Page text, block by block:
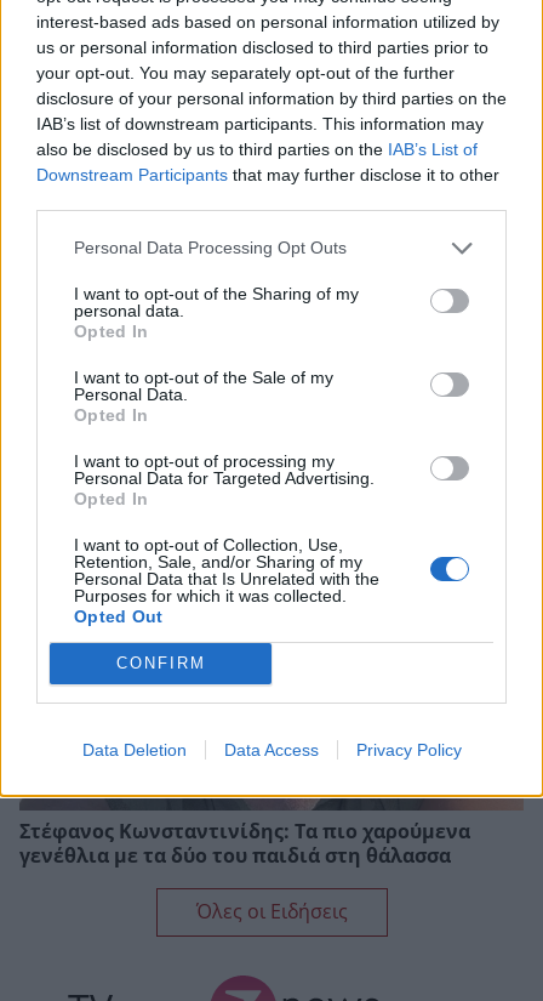
interest-based ads based on personal information utilized by
us or personal information disclosed to third parties prior to
your opt-out. You may separately opt-out of the further
disclosure of your personal information by third parties on the
IAB’s list of downstream participants. This information may
also be disclosed by us to third parties on the IAB’s List of
Downstream Participants that may further disclose it to other
Personal Data Processing Opt Outs
I want to opt-out of the Sharing of my
personal data.
Opted In
I want to opt-out of the Sale of my
Personal Data.
Opted In
I want to opt-out of processing my
Personal Data for Targeted Advertising.
Opted In
I want to opt-out of Collection, Use,
Retention, Sale, and/or Sharing of my
Personal Data that Is Unrelated with the
Purposes for which it was collected.
Opted Out
CONFIRM
Data Deletion Data Access Privacy Policy
Ανδρομάχη: Οι τρυφερές αγκαλιές με τον γιο της
και τα συγκινητικά λόγια της – «Είσαι κάθε
ηλιοβασίλεμα και κάθε ανατολή»
Λίλα Μπακλέση: Γέννησε η ηθοποιός – Η πρώτη
της φωτογραφία από το μαιευτήριο
Στέφανος Κωνσταντινίδης: Τα πιο χαρούμενα
γενέθλια με τα δύο του παιδιά στη θάλασσα
Όλες οι Ειδήσεις